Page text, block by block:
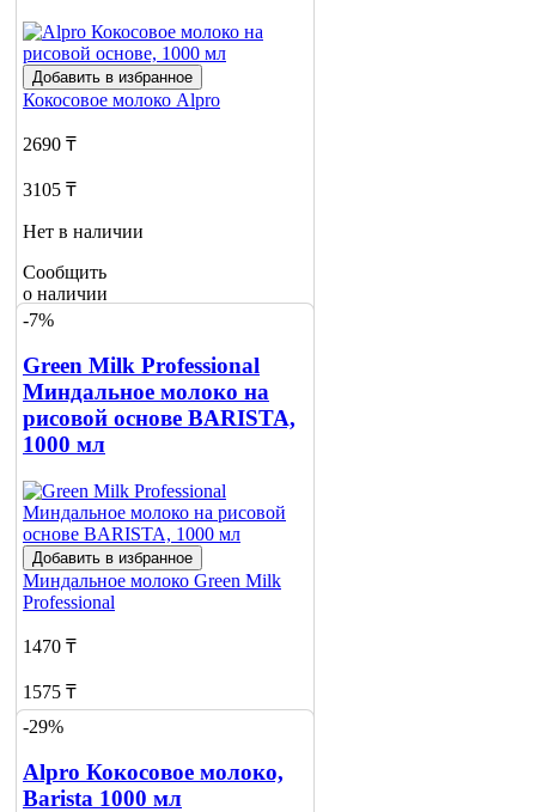
Добавить в избранное
Кокосовое молоко Alpro
2690 ₸
3105 ₸
Нет в наличии
Сообщить
о наличии
-7%
Green Milk Professional
Миндальное молоко на
рисовой основе BARISTA,
1000 мл
Добавить в избранное
Миндальное молоко Green Milk
Professional
1470 ₸
1575 ₸
Нет в наличии
Сообщить
о наличии
-29%
Alpro Кокосовое молоко,
Barista 1000 мл